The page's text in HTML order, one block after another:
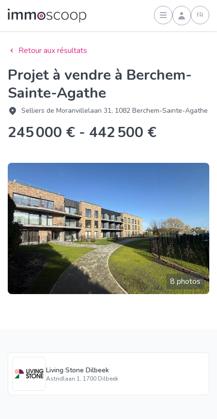
Connexion
FR
Retour aux résultats
Projet à vendre à Berchem-
Sainte-Agathe
Selliers de Moranvillelaan 31, 1082 Berchem-Sainte-Agathe
245 000 € - 442 500 €
8 photos
Living Stone Dilbeek
Astridlaan 1, 1700 Dilbeek